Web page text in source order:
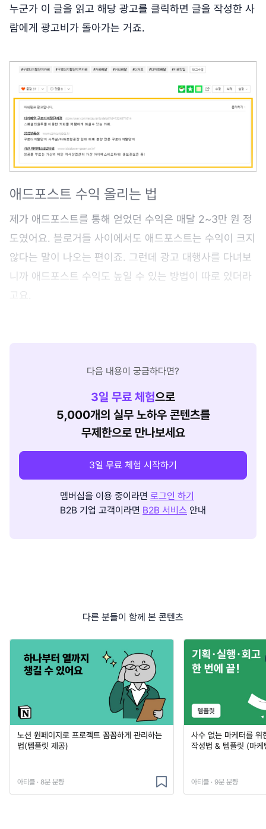
누군가 이 글을 읽고 해당 광고를 클릭하면 글을 작성한 사
람에게 광고비가 돌아가는 거죠.
애드포스트 수익 올리는 법
제가 애드포스트를 통해 얻었던 수익은 매달 2~3만 원 정
도였어요. 블로거들 사이에서도 애드포스트는 수익이 크지
않다는 말이 나오는 편이죠. 그런데 광고 대행사를 다녀보
니까 애드포스트 수익도 높일 수 있는 방법이 따로 있더라
고요.
다음 내용이 궁금하다면?
3일 무료 체험으로
5,000개의 실무 노하우 콘텐츠를
무제한으로 만나보세요
3일 무료 체험 시작하기
멤버십을 이용 중이라면 로그인 하기
B2B 기업 고객이라면 B2B 서비스 안내
다른 분들이 함께 본 콘텐츠
노션 원페이지로 프로젝트 꼼꼼하게 관리하는
법(템플릿 제공)
아티클 · 8분 분량
사수 없는 마케터를 위
작성법 & 템플릿 (마
아티클 · 9분 분량